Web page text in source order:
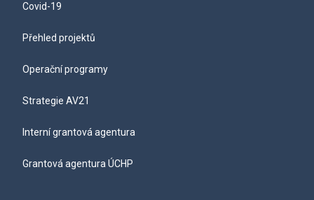
Covid-19
Přehled projektů
Operační programy
Strategie AV21
Interní grantová agentura
Grantová agentura ÚCHP